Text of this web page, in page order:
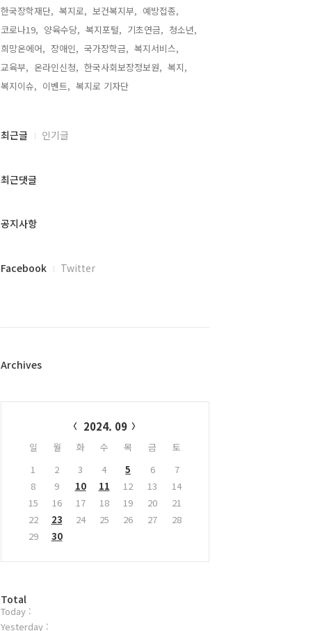
한국장학재단, 복지로, 보건복지부, 예방접종,
코로나19, 양육수당, 복지포털, 기초연금, 청소년,
희망온에어, 장애인, 국가장학금, 복지서비스,
교육부, 온라인신청, 한국사회보장정보원, 복지,
복지이슈, 이벤트, 복지로 기자단,
최
과
글
최근글 인기글
최근댓글
공지사항
페
플
Facebook Twitter
Archives
2024. 09
일 월 화 수 목 금
토
1
2 3 4 5 6
7
8
9 10 11 12 13
14
15
16 17 18 19 20
21
22
23 24 25 26 27
28
29
30
방
문
자
Total
Today :
Yesterday :